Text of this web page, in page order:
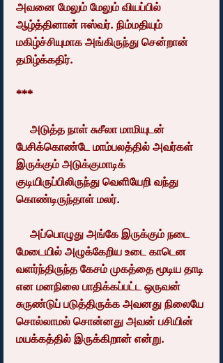
அவனை மேலும் மேலும் வியப்பில்
ஆழ்த்தினான் ஈஸ்வர். நிம்மதியும்
மகிழ்ச்சியுமாக அங்கிருந்து சென்றான்
தமிழ்க்கதிர்.
***
பேசிக்கொண்டே மாம்பலத்தில் அவர்கள்
இருக்கும் அடுக்குமாடிக்
குடியிருப்பிலிருந்து வெளியேறி வந்து
கொண்டிருந்தாள் மலர்.
மேடையில் அழுக்கேறிய உடை காடென
வளர்ந்திருந்த கேசம் முகத்தை மூடிய தாடி
என மனநிலை பாதிக்கப்பட்ட ஒருவன்
சுருண்டுப் படுத்திருக்க அவனது நிலையே
சொல்லாமல் சொன்னது அவன் பசியின்
மயக்கத்தில் இருக்கிறான் என்று.